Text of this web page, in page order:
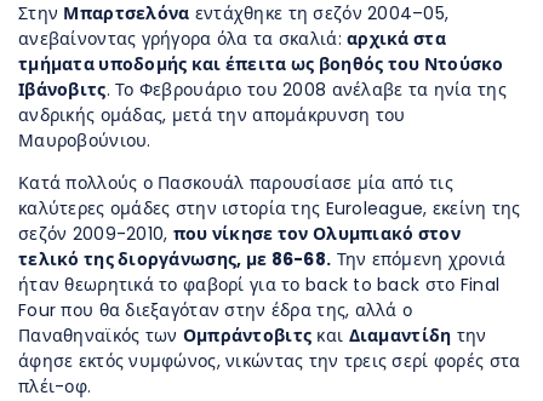
Στην Μπαρτσελόνα εντάχθηκε τη σεζόν 2004–05,
ανεβαίνοντας γρήγορα όλα τα σκαλιά:αρχικά στα
τμήματα υποδομής και έπειτα ως βοηθός του Ντούσκο
Ιβάνοβιτς. Το Φεβρουάριο του 2008 ανέλαβε τα ηνία της
ανδρικής ομάδας, μετά την απομάκρυνση του
Μαυροβούνιου.
Κατά πολλούς ο Πασκουάλ παρουσίασε μία από τις
καλύτερες ομάδες στην ιστορία της Euroleague, εκείνη της
σεζόν 2009-2010, που νίκησε τον Ολυμπιακό στον
τελικό της διοργάνωσης, με 86-68. Την επόμενη χρονιά
ήταν θεωρητικά το φαβορί για το back to back στο Final
Four που θα διεξαγόταν στην έδρα της, αλλά ο
Παναθηναϊκός των Ομπράντοβιτς και Διαμαντίδη την
άφησε εκτός νυμφώνος, νικώντας την τρεις σερί φορές στα
πλέι-οφ.